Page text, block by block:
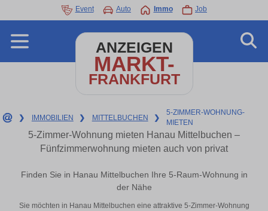
Event Auto Immo Job
ANZEIGEN
MARKT-
FRANKFURT
❯ IMMOBILIEN ❯ MITTELBUCHEN ❯
5-ZIMMER-WOHNUNG-
MIETEN
5-Zimmer-Wohnung mieten Hanau Mittelbuchen –
Fünfzimmerwohnung mieten auch von privat
Finden Sie in Hanau Mittelbuchen Ihre 5-Raum-Wohnung in
der Nähe
Sie möchten in Hanau Mittelbuchen eine attraktive 5-Zimmer-Wohnung